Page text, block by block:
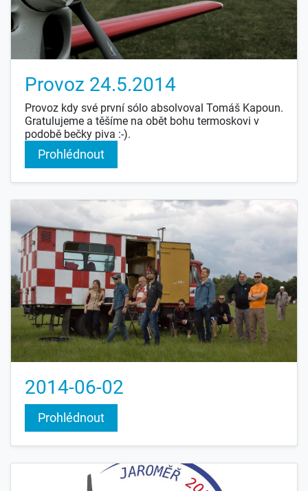
Provoz 24.5.2014
Provoz kdy své první sólo absolvoval Tomáš Kapoun.
Gratulujeme a těšíme na obět bohu termoskovi v
podobě bečky piva :-).
Prohlédnout
2014-06-02
Prohlédnout